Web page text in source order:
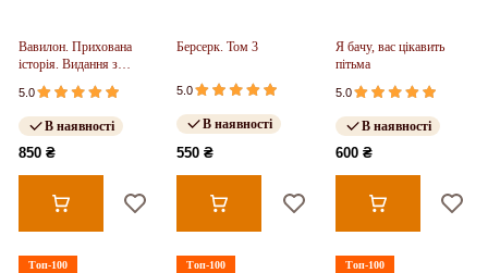
Вавилон. Прихована
історія. Видання з
ілюстрованим зрізом
(у)
5.0
В наявності
850 ₴
Берсерк. Том 3
5.0
В наявності
550 ₴
Я бачу, вас цікавить
пітьма
5.0
В наявності
600 ₴
Топ-100 Топ-100 Топ-100